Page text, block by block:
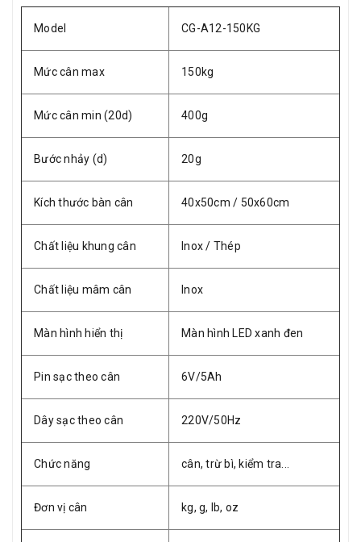
Model CG-A12-150KG
Mức cân max 150kg
Mức cân min (20d) 400g
Bước nhảy (d) 20g
Kích thước bàn cân 40x50cm / 50x60cm
Chất liệu khung cân Inox / Thép
Chất liệu mâm cân Inox
Màn hình hiển thị Màn hình LED xanh đen
Pin sạc theo cân 6V/5Ah
Dây sạc theo cân 220V/50Hz
Chức năng cân, trừ bì, kiểm tra...
Đơn vị cân kg, g, lb, oz